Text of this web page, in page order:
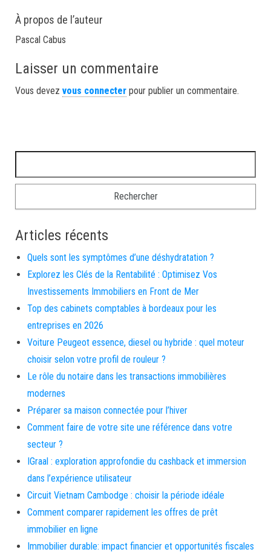
À propos de l’auteur
Pascal Cabus
Laisser un commentaire
Vous devez vous connecter pour publier un commentaire.
Articles récents
Quels sont les symptômes d’une déshydratation ?
Explorez les Clés de la Rentabilité : Optimisez Vos
Investissements Immobiliers en Front de Mer
Top des cabinets comptables à bordeaux pour les
entreprises en 2026
Voiture Peugeot essence, diesel ou hybride : quel moteur
choisir selon votre profil de rouleur ?
Le rôle du notaire dans les transactions immobilières
modernes
Préparer sa maison connectée pour l’hiver
Comment faire de votre site une référence dans votre
secteur ?
IGraal : exploration approfondie du cashback et immersion
dans l’expérience utilisateur
Circuit Vietnam Cambodge : choisir la période idéale
Comment comparer rapidement les offres de prêt
immobilier en ligne
Immobilier durable: impact financier et opportunités fiscales